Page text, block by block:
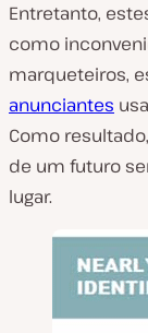
Entretanto,
como
marqueteiros,
anunciantes
Como
de um futuro
lugar.